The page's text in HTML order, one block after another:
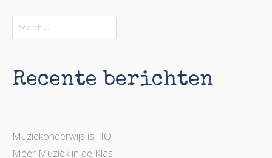
Recente berichten
Muziekonderwijs is HOT
Méér Muziek in de Klas